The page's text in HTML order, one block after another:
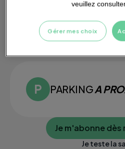
SMALL
PARKINGA
Je m'abonne dès
Je teste la
veuillez
Gérer mes choix